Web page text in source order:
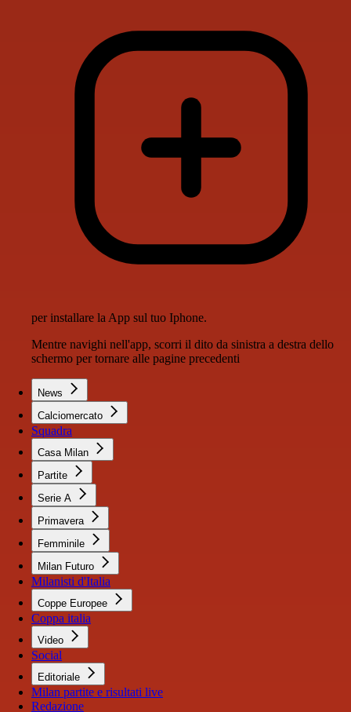
per installare la App sul tuo Iphone.
Mentre navighi nell'app, scorri il dito da sinistra a destra dello
schermo per tornare alle pagine precedenti
News
Calciomercato
Squadra
Casa Milan
Partite
Serie A
Primavera
Femminile
Milan Futuro
Milanisti d'Italia
Coppe Europee
Coppa italia
Video
Social
Editoriale
Milan partite e risultati live
Redazione